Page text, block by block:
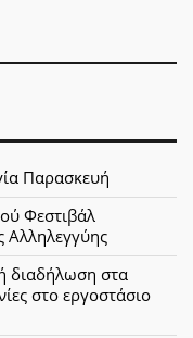
Παρασκευή
Φεστιβάλ
Αλληλεγγύης
διαδήλωση στα
στο εργοστάσιο